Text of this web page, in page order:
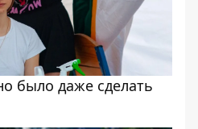
было даже сделать